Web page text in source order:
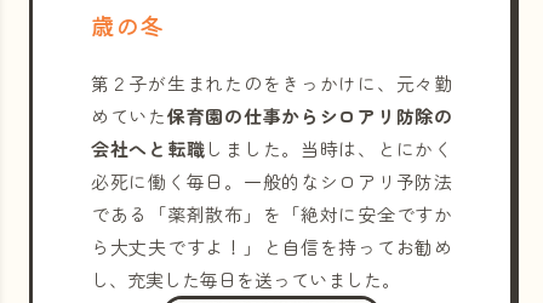
歳の冬
第２子が生まれたのをきっかけに、元々勤
めていた保育園の仕事からシロアリ防除の
会社へと転職しました。当時は、とにかく
必死に働く毎日。一般的なシロアリ予防法
である「薬剤散布」を「絶対に安全ですか
ら大丈夫ですよ！」と自信を持ってお勧め
し、充実した毎日を送っていました。